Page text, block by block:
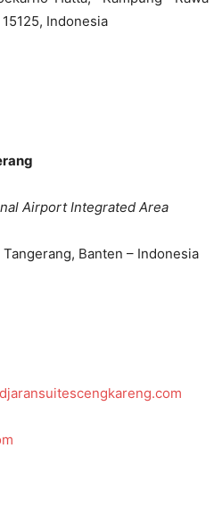
Indonesia
Airport Integrated Area
Banten – Indonesia